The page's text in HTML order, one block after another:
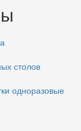
столов
одноразовые